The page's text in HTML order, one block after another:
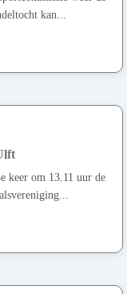
kan...
keer om 13.11 uur de